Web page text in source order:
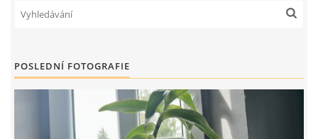
POSLEDNÍ FOTOGRAFIE